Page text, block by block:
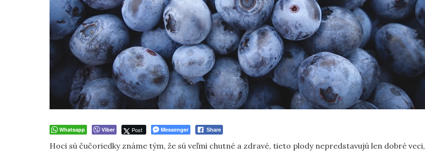
Whatsapp Viber Post Messenger Share
Hoci sú čučoriedky známe tým, že sú veľmi chutné a zdravé, tieto plody nepredstavujú len dobré veci,